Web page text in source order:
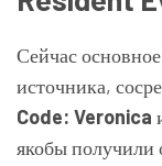
Сейчас
источника,
Code: Veronica
якобы получили